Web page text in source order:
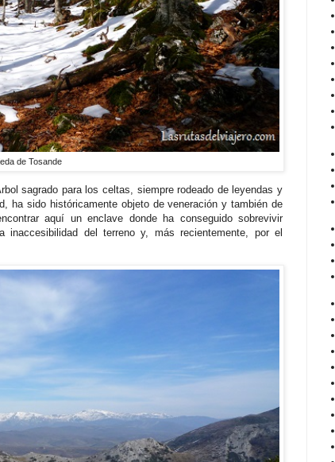
de Tosande
sagrado para los celtas, siempre rodeado de leyendas y
ha sido históricamente objeto de veneración y también de
aquí un enclave donde ha conseguido sobrevivir
del terreno y, más recientemente, por el